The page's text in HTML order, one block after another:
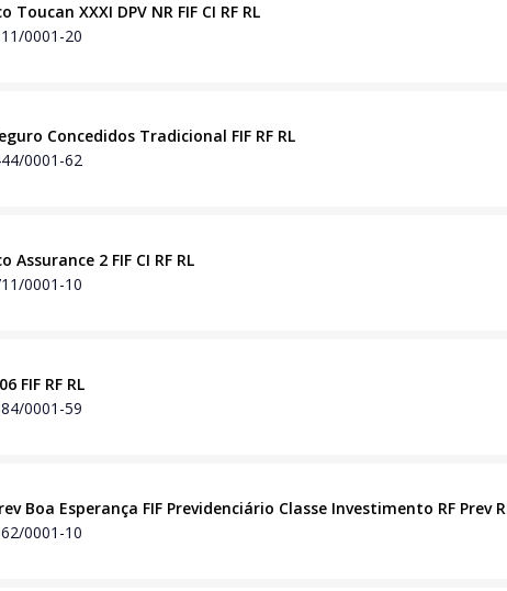
Toucan XXXI DPV NR FIF CI RF RL
0001-20
Concedidos Tradicional FIF RF RL
0001-62
Assurance 2 FIF CI RF RL
0001-10
FIF RF RL
0001-59
Boa Esperança FIF Previdenciário Classe Investimento RF Prev
0001-10